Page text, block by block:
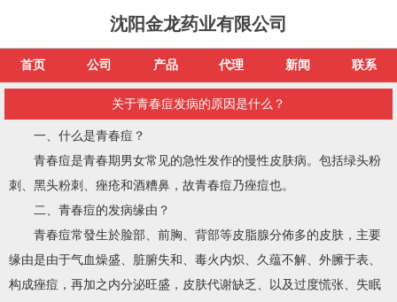
沈阳金龙药业有限公司
首页 公司 产品 代理 新闻 联系
关于青春痘发病的原因是什么？
一、什么是青春痘？
青春痘是青春期男女常见的急性发作的慢性皮肤病。包括绿头粉
刺、黑头粉刺、痤疮和酒糟鼻，故青春痘乃痤痘也。
二、青春痘的发病缘由？
青春痘常發生於脸部、前胸、背部等皮脂腺分佈多的皮肤，主要
缘由是由于气血燥盛、脏腑失和、毒火内炽、久蕴不解、外臃于表、
构成痤痘，再加之内分泌旺盛，皮肤代谢缺乏、以及过度慌张、失眠